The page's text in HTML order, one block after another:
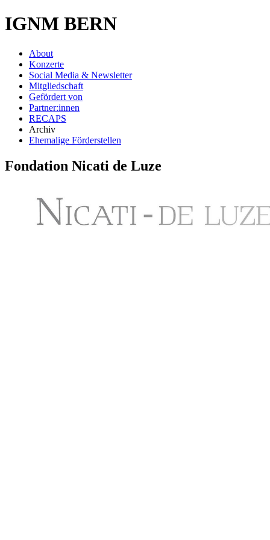
IGNM BERN
About
Konzerte
Social Media & Newsletter
Mitgliedschaft
Gefördert von
Partner:innen
RECAPS
Archiv
Ehemalige Förderstellen
Fondation Nicati de Luze